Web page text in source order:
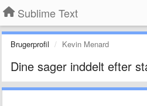
Sublime Text
Brugerprofil Kevin Menard
Dine sager inddelt efter